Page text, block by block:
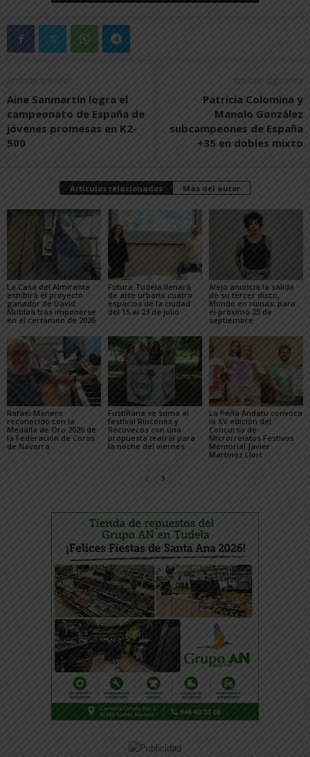
Artículo anterior
Aine Sanmartín logra el
campeonato de España de
jóvenes promesas en K2-
500
Artículo siguiente
Patricia Colomina y
Manolo González
subcampeones de España
+35 en dobles mixto
Artículos relacionados Más del autor
La Casa del Almirante
exhibirá el proyecto
ganador de David
Mutiloa tras imponerse
en el certamen de 2026
Futura Tudela llenará
de arte urbano cuatro
espacios de la ciudad
del 15 al 23 de julio
Alejo anuncia la salida
de su tercer disco,
Mundo en ruinas, para
el próximo 25 de
septiembre
Rafael Manero
reconocido con la
Medalla de Oro 2026 de
la Federación de Coros
de Navarra
Fustiñana se suma al
festival Rincones y
Recovecos con una
propuesta teatral para
la noche del viernes
La Peña Andatu convoca
la XV edición del
Concurso de
Microrrelatos Festivos
Memorial Javier
Martínez Llort